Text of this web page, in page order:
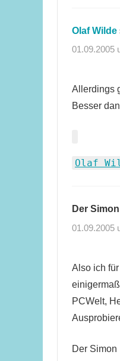
Olaf Wilde
01.09.2005
Allerdings
Besser
Olaf
Der Simon
01.09.2005
Also ich
PCWelt,
Der Simon